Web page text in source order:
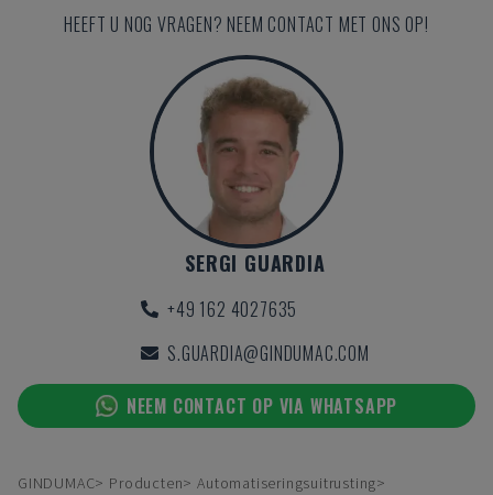
HEEFT U NOG VRAGEN? NEEM CONTACT MET ONS OP!
SERGI GUARDIA
+49 162 4027635
S.GUARDIA@GINDUMAC.COM
NEEM CONTACT OP VIA WHATSAPP
GINDUMAC Producten
Automatiseringsuitrusting